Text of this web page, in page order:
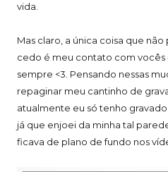
vida.
Mas claro, a única coisa que
cedo é meu contato com
sempre <3. Pensando nessas
repaginar meu cantinho de
atualmente eu só tenho
já que enjoei da minha tal
ficava de plano de fundo nos